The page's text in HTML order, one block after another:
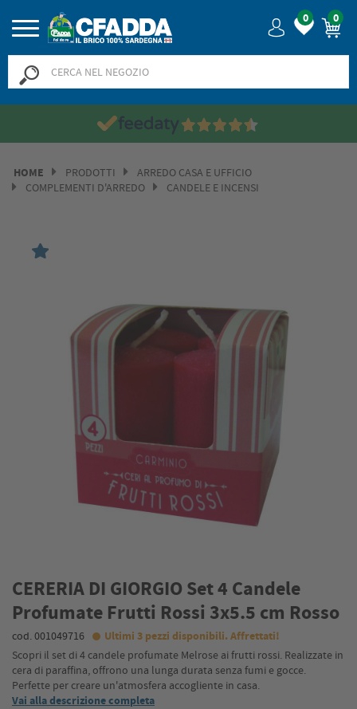
0 0
HOME PRODOTTI
ARREDO CASA E UFFICIO
COMPLEMENTI D'ARREDO
CANDELE E INCENSI
CERERIA DI GIORGIO Set 4 Candele
Profumate Frutti Rossi 3x5.5 cm Rosso
cod. 001049716 Ultimi 3 pezzi disponibili. Affrettati!
Scopri il set di 4 candele profumate Melrose ai frutti rossi. Realizzate in
cera di paraffina, offrono una lunga durata senza fumi e gocce.
Perfette per creare un'atmosfera accogliente in casa.
Vai alla descrizione completa